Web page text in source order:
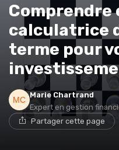
calculatrice
terme pour
Marie Chartrand
Expert en gestion
Partager cette page